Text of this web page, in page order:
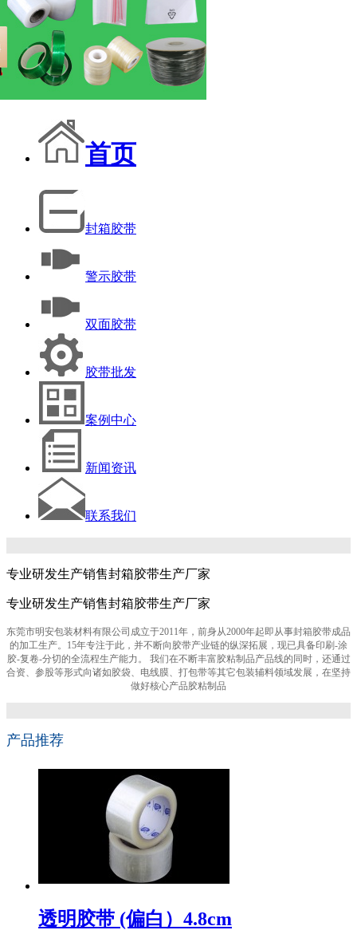
首页
封箱胶带
警示胶带
双面胶带
胶带批发
案例中心
新闻资讯
联系我们
专业研发生产销售封箱胶带生产厂家
专业研发生产销售封箱胶带生产厂家
东莞市明安包装材料有限公司成立于2011年，前身从2000年起即从事封箱胶带成品
的加工生产。15年专注于此，并不断向胶带产业链的纵深拓展，现已具备印刷-涂
胶-复卷-分切的全流程生产能力。 我们在不断丰富胶粘制品产品线的同时，还通过
合资、参股等形式向诸如胶袋、电线膜、打包带等其它包装辅料领域发展，在坚持
做好核心产品胶粘制品
产品推荐
透明胶带 (偏白）4.8cm